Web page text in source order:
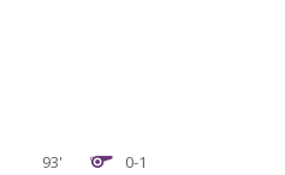
93'
0-1